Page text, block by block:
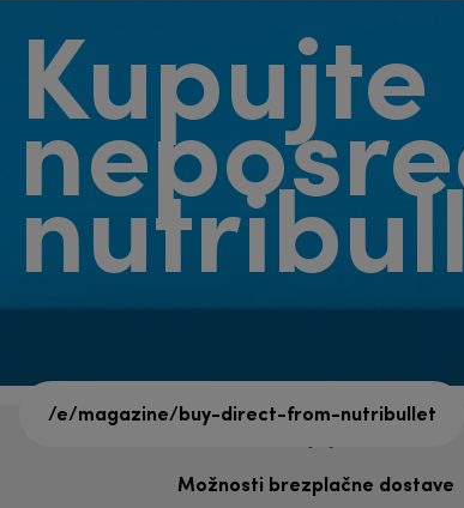
Kupujte
/e/magazine/buy-direct-from-nutribullet
Možnosti brezplačne dostave